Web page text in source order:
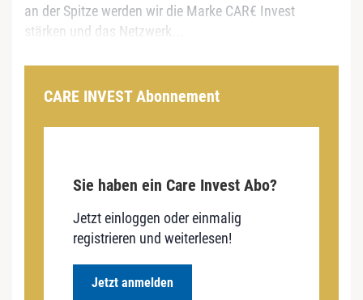
an der Spitze werden wir die Marke CAR€ Invest
stärken und das Netzwerk...
CARE INVEST Abonnement
Sie haben ein Care Invest Abo?
Jetzt einloggen oder einmalig
registrieren und weiterlesen!
Jetzt anmelden